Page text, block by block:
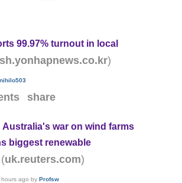
99.97% turnout in local
)
nihilo503
share
Australia's war on wind farms
biggest renewable
(uk.reuters.com)
hours ago by Profsw